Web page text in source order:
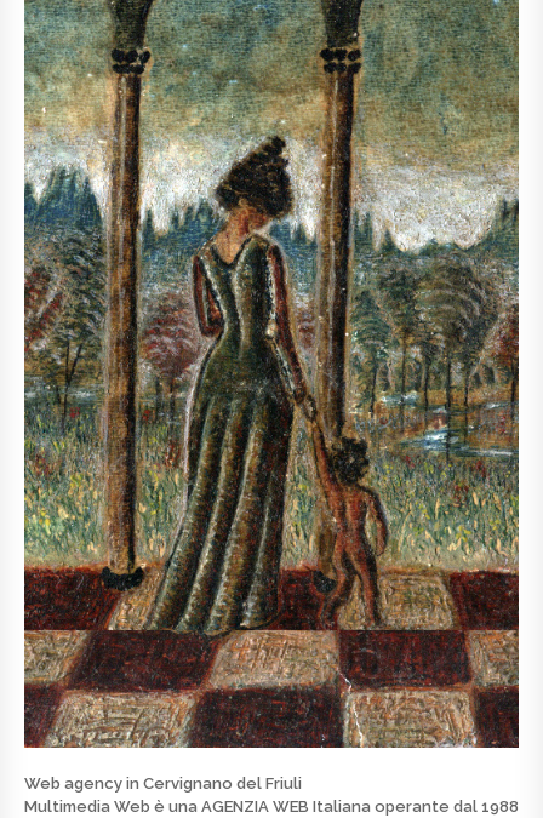
Web agency in Cervignano del Friuli
Multimedia Web è una AGENZIA WEB Italiana operante dal 1988